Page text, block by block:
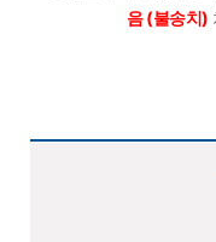
음 (불송치)